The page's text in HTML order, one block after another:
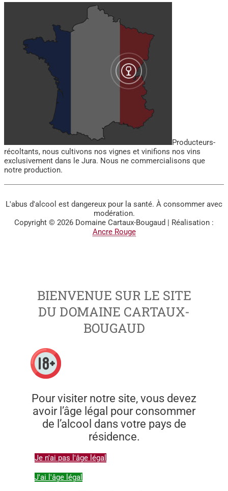
Producteurs-
récoltants, nous cultivons nos vignes et vinifions nos vins
exclusivement dans le Jura. Nous ne commercialisons que
notre production.
L'abus d'alcool est dangereux pour la santé. À consommer avec
modération.
Copyright © 2026 Domaine Cartaux-Bougaud | Réalisation :
Ancre Rouge
BIENVENUE SUR LE SITE
DU DOMAINE CARTAUX-
BOUGAUD
Pour visiter notre site, vous devez
avoir l’âge légal pour consommer
de l’alcool dans votre pays de
résidence.
Je n'ai pas l'âge légal
J'ai l'âge légal